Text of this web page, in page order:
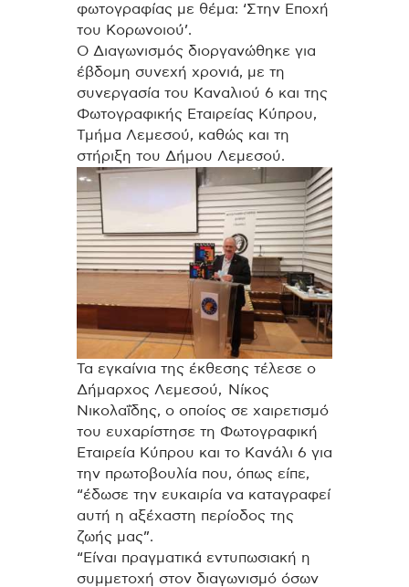
φωτογραφίας με θέμα: ‘Στην Εποχή
του Κορωνοιού’.
Ο Διαγωνισμός διοργανώθηκε για
έβδομη συνεχή χρονιά, με τη
συνεργασία του Καναλιού 6 και της
Φωτογραφικής Εταιρείας Κύπρου,
Τμήμα Λεμεσού, καθώς και τη
στήριξη του Δήμου Λεμεσού.
Τα εγκαίνια της έκθεσης τέλεσε ο
Δήμαρχος Λεμεσού, Νίκος
Νικολαΐδης, ο οποίος σε χαιρετισμό
του ευχαρίστησε τη Φωτογραφική
Εταιρεία Κύπρου και το Κανάλι 6 για
την πρωτοβουλία που, όπως είπε,
“έδωσε την ευκαιρία να καταγραφεί
αυτή η αξέχαστη περίοδος της
ζωής μας”.
“Είναι πραγματικά εντυπωσιακή η
συμμετοχή στον διαγωνισμό όσων